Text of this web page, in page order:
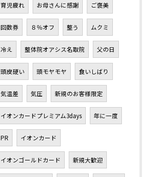
育児疲れ お母さんに感謝 ご褒美
回数券 ８％オフ 整う ムクミ
冷え 整体院オアシス名取院 父の日
頭皮硬い 頭モヤモヤ 食いしばり
気温差 気圧 新規のお客様限定
イオンカードプレミアム3days 年に一度
PR イオンカード
イオンゴールドカード 新規大歓迎